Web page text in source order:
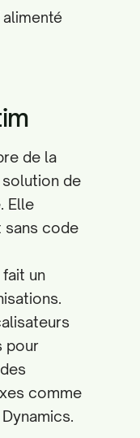
de la
de
Elle
sans code
un
pour
comme